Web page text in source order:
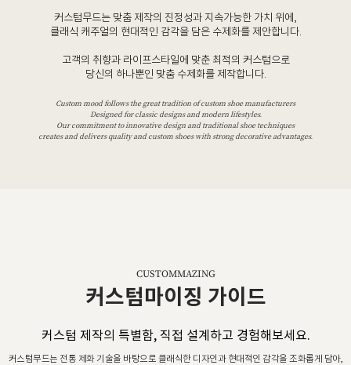
커스텀무드는 맞춤 제작의 진정성과 지속가능한 가치 위에,
클래식 캐주얼의 현대적인 감각을 담은 수제화를 제안합니다.
고객의 취향과 라이프스타일에 맞춘 최적의 커스텀으로
당신의 하나뿐인 맞춤 수제화를 제작합니다.
Custom mood follows the great tradition of custom shoe manufacturers
Designed for classic designs and modern lifestyles.
Our commitment to innovative design and traditional shoe techniques
creates and delivers quality and custom shoes with strong decorative advantages.
CUSTOMMAZING
커스텀마이징 가이드
커스텀 제작의 특별함, 직접 설계하고 경험해보세요.
커스텀무드는 전통 제화 기술을 바탕으로 클래식한 디자인과 현대적인 감각을 조화롭게 담아,